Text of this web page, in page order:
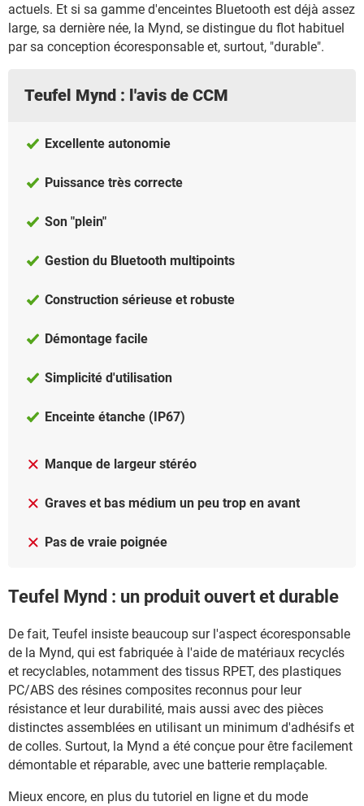
actuels. Et si sa gamme d'enceintes Bluetooth est déjà assez
large, sa dernière née, la Mynd, se distingue du flot habituel
par sa conception écoresponsable et, surtout, "durable".
Teufel Mynd : l'avis de CCM
Excellente autonomie
Puissance très correcte
Son "plein"
Gestion du Bluetooth multipoints
Construction sérieuse et robuste
Démontage facile
Simplicité d'utilisation
Enceinte étanche (IP67)
Manque de largeur stéréo
Graves et bas médium un peu trop en avant
Pas de vraie poignée
Teufel Mynd : un produit ouvert et durable
De fait, Teufel insiste beaucoup sur l'aspect écoresponsable
de la Mynd, qui est fabriquée à l'aide de matériaux recyclés
et recyclables, notamment des tissus RPET, des plastiques
PC/ABS des résines composites reconnus pour leur
résistance et leur durabilité, mais aussi avec des pièces
distinctes assemblées en utilisant un minimum d'adhésifs et
de colles. Surtout, la Mynd a été conçue pour être facilement
démontable et réparable, avec une batterie remplaçable.
Mieux encore, en plus du tutoriel en ligne et du mode